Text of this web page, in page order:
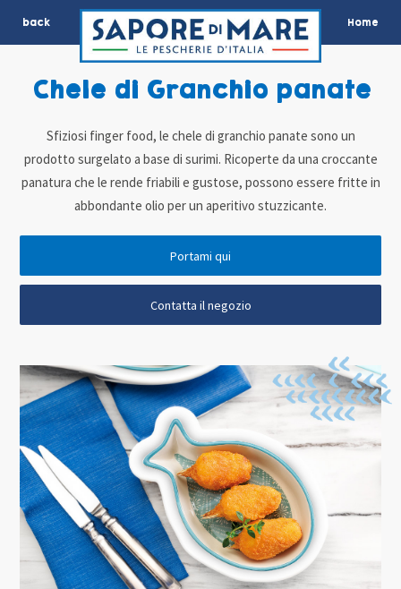
back Home
Chele di Granchio panate
Sfiziosi finger food, le chele di granchio panate sono un
prodotto surgelato a base di surimi. Ricoperte da una croccante
panatura che le rende friabili e gustose, possono essere fritte in
abbondante olio per un aperitivo stuzzicante.
Portami qui
Contatta il negozio